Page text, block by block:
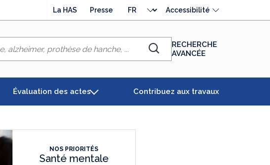
La HAS Presse
langue
Accessibilité
Chercher
RECHERCHE
AVANCÉE
Évaluation des actes Contribuez aux travaux
NOS PRIORITÉS
Santé mentale